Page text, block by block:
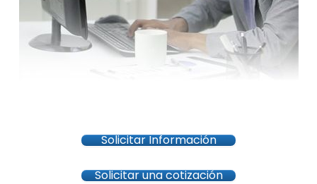
Solicitar Información
Solicitar una cotización